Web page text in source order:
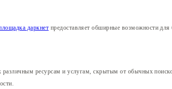
даркнет предоставляет обширные возможности
ресурсам и услугам, скрытым от обычных